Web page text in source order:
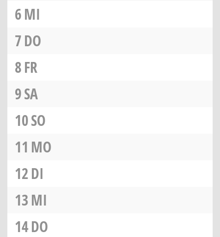
6MI
7DO
8FR
9SA
10SO
11 MO
12DI
13MI
14DO